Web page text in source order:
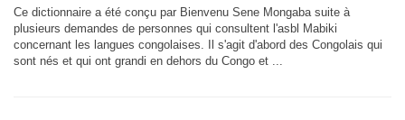
Ce dictionnaire a été conçu par Bienvenu Sene Mongaba suite à
plusieurs demandes de personnes qui consultent l'asbl Mabiki
concernant les langues congolaises. Il s'agit d'abord des Congolais qui
sont nés et qui ont grandi en dehors du Congo et ...